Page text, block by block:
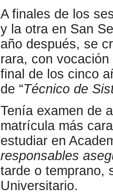
A finales de los
y la otra en San
año después, se
rara, con
final de los cinco
de “Técnico de
Tenía examen de
matrícula más
estudiar en
responsables
tarde o temprano,
Universitario.